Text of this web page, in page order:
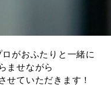
がおふたりと一緒に
ませながら
せていただきます！